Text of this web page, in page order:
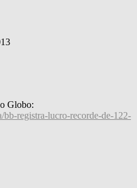
Globo:
registra-lucro-recorde-de-122-